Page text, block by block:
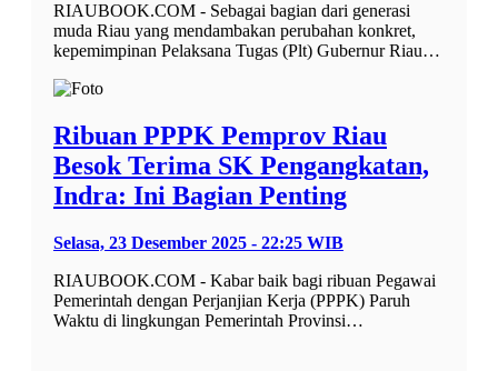
RIAUBOOK.COM - Sebagai bagian dari generasi
muda Riau yang mendambakan perubahan konkret,
kepemimpinan Pelaksana Tugas (Plt) Gubernur Riau…
Ribuan PPPK Pemprov Riau
Besok Terima SK Pengangkatan,
Indra: Ini Bagian Penting
Selasa, 23 Desember 2025 - 22:25 WIB
RIAUBOOK.COM - Kabar baik bagi ribuan Pegawai
Pemerintah dengan Perjanjian Kerja (PPPK) Paruh
Waktu di lingkungan Pemerintah Provinsi…